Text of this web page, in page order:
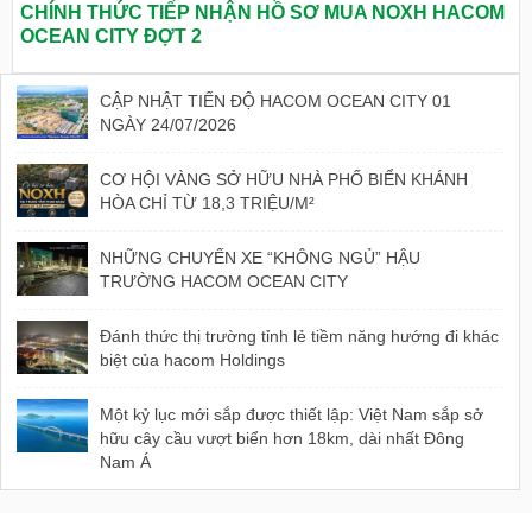
CHÍNH THỨC TIẾP NHẬN HỒ SƠ MUA NOXH HACOM
OCEAN CITY ĐỢT 2
CẬP NHẬT TIẾN ĐỘ HACOM OCEAN CITY 01
NGÀY 24/07/2026
CƠ HỘI VÀNG SỞ HỮU NHÀ PHỐ BIỂN KHÁNH
HÒA CHỈ TỪ 18,3 TRIỆU/M²
NHỮNG CHUYẾN XE “KHÔNG NGỦ” HẬU
TRƯỜNG HACOM OCEAN CITY
Đánh thức thị trường tỉnh lẻ tiềm năng hướng đi khác
biệt của hacom Holdings
Một kỷ lục mới sắp được thiết lập: Việt Nam sắp sở
hữu cây cầu vượt biển hơn 18km, dài nhất Đông
Nam Á